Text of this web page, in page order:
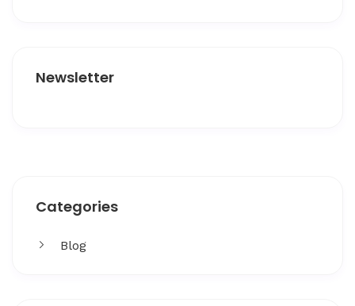
Newsletter
Facing challenges in thework processes is very
Categories
Blog